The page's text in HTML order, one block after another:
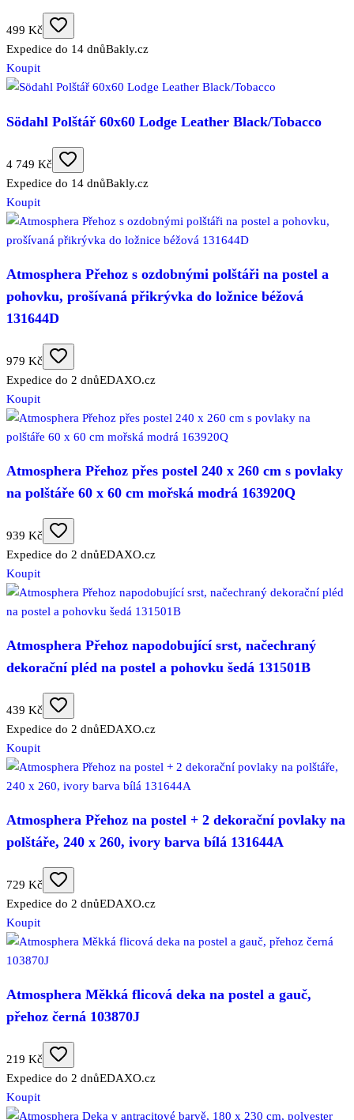
499 Kč
Expedice do 14 dnůBakly.cz
Koupit
Södahl Polštář 60x60 Lodge Leather Black/Tobacco
4 749 Kč
Expedice do 14 dnůBakly.cz
Koupit
Atmosphera Přehoz s ozdobnými polštáři na postel a
pohovku, prošívaná přikrývka do ložnice béžová
131644D
979 Kč
Expedice do 2 dnůEDAXO.cz
Koupit
Atmosphera Přehoz přes postel 240 x 260 cm s povlaky
na polštáře 60 x 60 cm mořská modrá 163920Q
939 Kč
Expedice do 2 dnůEDAXO.cz
Koupit
Atmosphera Přehoz napodobující srst, načechraný
dekorační pléd na postel a pohovku šedá 131501B
439 Kč
Expedice do 2 dnůEDAXO.cz
Koupit
Atmosphera Přehoz na postel + 2 dekorační povlaky na
polštáře, 240 x 260, ivory barva bílá 131644A
729 Kč
Expedice do 2 dnůEDAXO.cz
Koupit
Atmosphera Měkká flicová deka na postel a gauč,
přehoz černá 103870J
219 Kč
Expedice do 2 dnůEDAXO.cz
Koupit